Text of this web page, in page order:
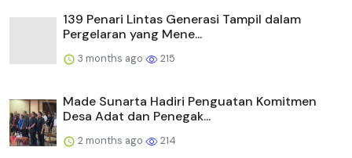
139 Penari Lintas Generasi Tampil dalam
Pergelaran yang Mene...
3 months ago 215
Made Sunarta Hadiri Penguatan Komitmen
Desa Adat dan Penegak...
2 months ago 214